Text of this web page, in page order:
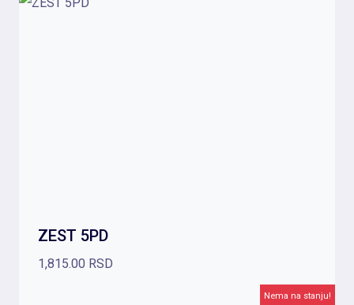
Nema na stanju!
ZEST 5PD
1,815.00 RSD